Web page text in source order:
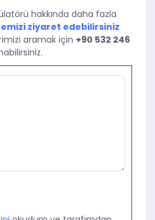
hakkında daha fazla
ziyaret edebilirsiniz
aramak için +90 532 246